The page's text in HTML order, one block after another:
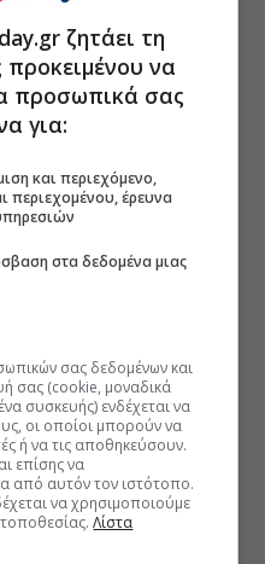
ζητάει τη
να
προσωπικά σας
για:
και περιεχόμενο,
περιεχομένου, έρευνα
στα δεδομένα μιας
σας δεδομένων και
σας (cookie, μοναδικά
συσκευής) ενδέχεται να
οι οποίοι μπορούν να
ή να τις αποθηκεύσουν.
επίσης να
από αυτόν τον ιστότοπο.
να χρησιμοποιούμε
τοποθεσίας.Λίστα